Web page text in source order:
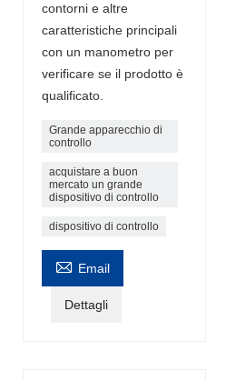
contorni e altre
caratteristiche principali
con un manometro per
verificare se il prodotto è
qualificato.
Grande apparecchio di
controllo
acquistare a buon
mercato un grande
dispositivo di controllo
dispositivo di controllo
 Email
Dettagli